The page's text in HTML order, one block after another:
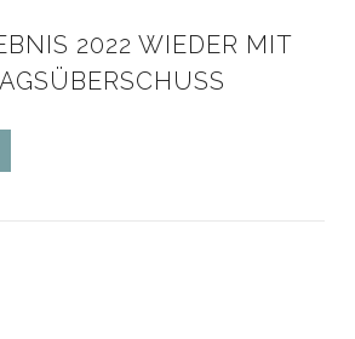
2022 WIEDER MIT